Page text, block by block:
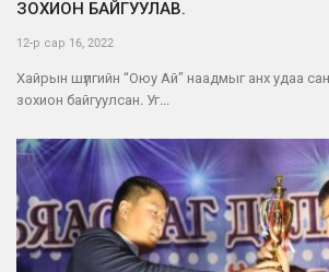
ЗОХИОН БАЙГУУЛАВ.
12-р сар 16, 2022
Хайрын шүлгийн “Оюу Ай” наадмыг анх удаа
зохион байгуулсан. Уг...